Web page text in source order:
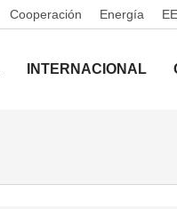
Cooperación Energía
INTERNACIONAL